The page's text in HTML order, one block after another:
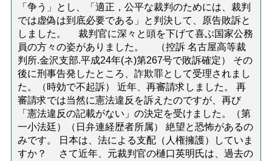
「争う」とし、「適正，公平な裁判のためには、裁判
では虚偽は到底必要である」と判決して、原告敗訴と
しました。 裁判官に深々と頭を下げて喜ぶ国家公務
員の方々の姿がありました。 （控訴 名古屋高等裁
判所.金沢支部.平成24年(ネ)第267号で敗訴確定） その
後に刑事告発したところ、詐欺罪として受理されまし
た。（時効で不起訴） 近年、再審請求しました。 再
審請求では当然に憲法違反を訴えたのですが、再び
「憲法違反の記載がない」の決定を受けました。（第
一小法廷）（日弁連経歴者所属） 絶望と恐怖があるの
みです。 日本は、法による支配（人権擁護）していま
すか？ さて近年、元裁判官の樋口英明氏は、過去の